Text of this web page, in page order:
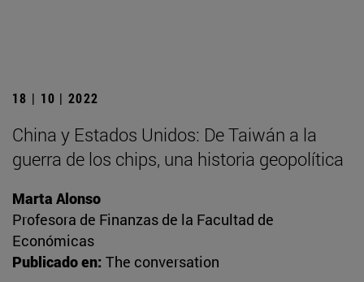
18 | 10 | 2022
China y Estados Unidos: De Taiwán a la
guerra de los chips, una historia geopolítica
Marta Alonso
Profesora de Finanzas de la Facultad de
Económicas
Publicado en: The conversation